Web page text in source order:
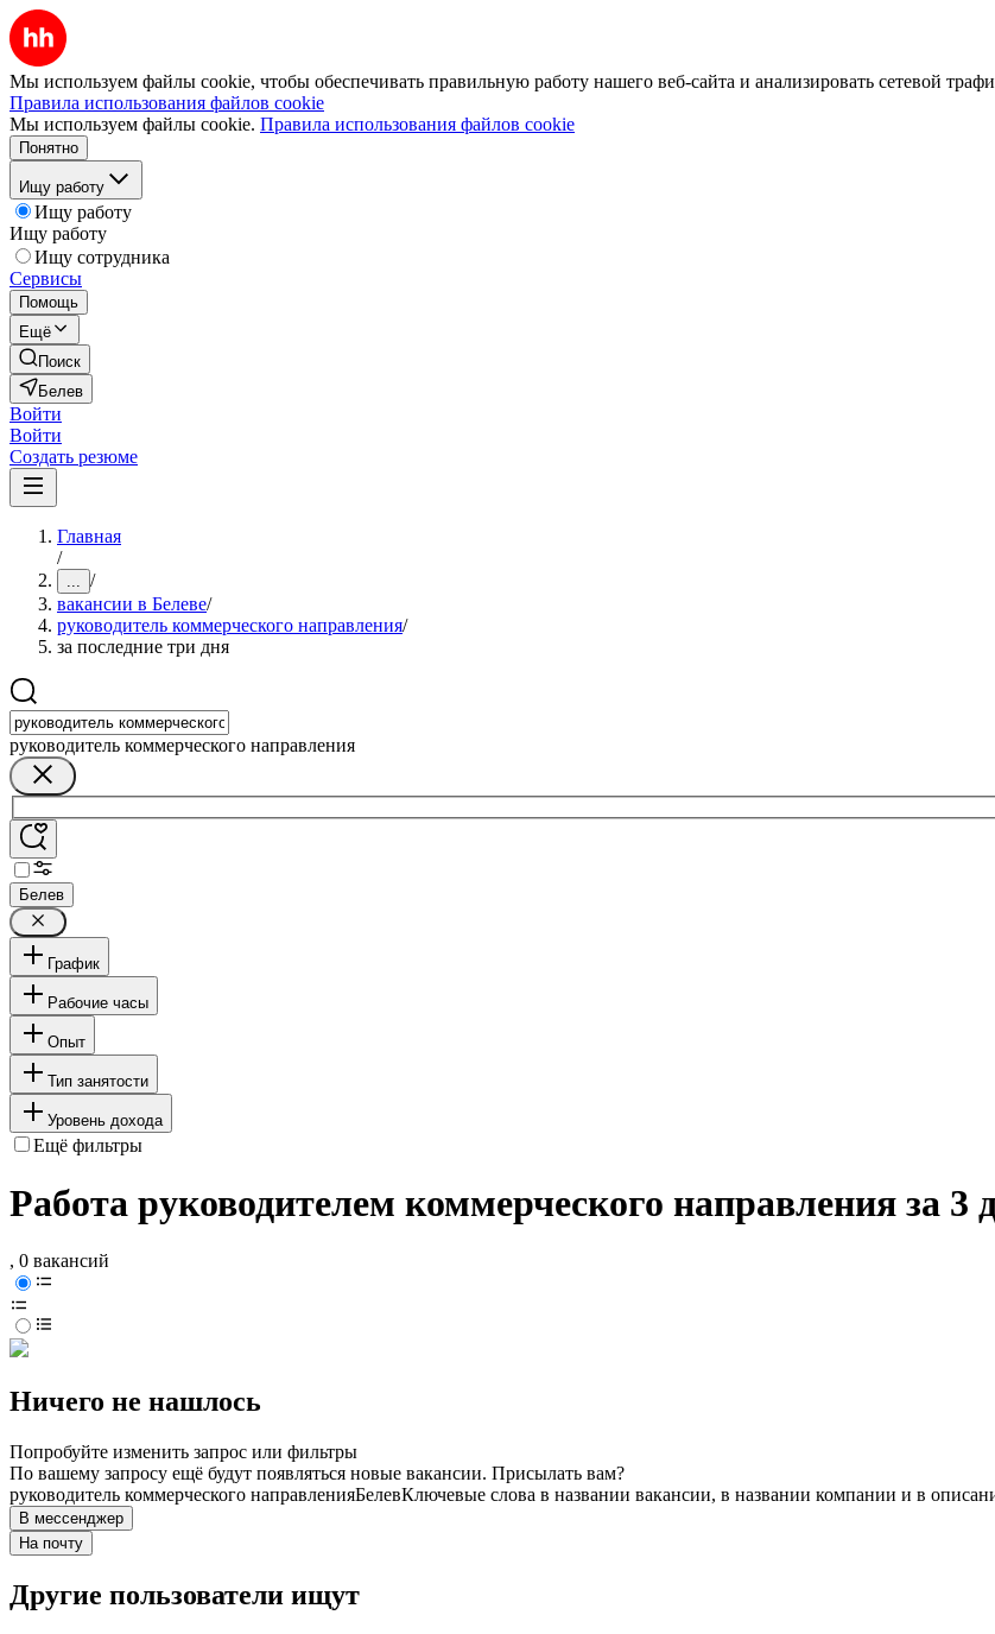
Мы используем файлы cookie, чтобы обеспечивать правильную работу нашего веб-сайта и анализировать сетевой
Правила использования файлов cookie
Мы используем файлы cookie. Правила использования файлов cookie
Понятно
Ищу работу
Ищу работу
Ищу работу
Ищу сотрудника
Сервисы
Помощь
Ещё
Поиск
Белев
Войти
Войти
Создать резюме
Главная
/
... /
вакансии в Белеве/
руководитель коммерческого направления/
за последние три дня
руководитель коммерческого направления
Белев
График
Рабочие часы
Опыт
Тип занятости
Уровень дохода
Ещё фильтры
Работа руководителем коммерческого направления за 3
, 0 вакансий
Ничего не нашлось
Попробуйте изменить запрос или фильтры
По вашему запросу ещё будут появляться новые вакансии. Присылать вам?
руководитель коммерческого направленияБелевКлючевые слова в названии вакансии, в названии компании и в
В мессенджер
На почту
Другие пользователи ищут